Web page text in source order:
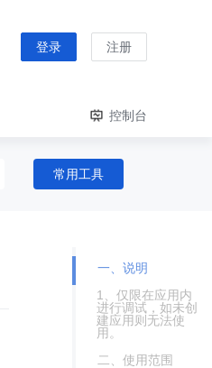
登录 注册
控制台
常用工具
一、说明
1、仅限在应用内
进行调试，如未创
建应用则无法使
用。
二、使用范围